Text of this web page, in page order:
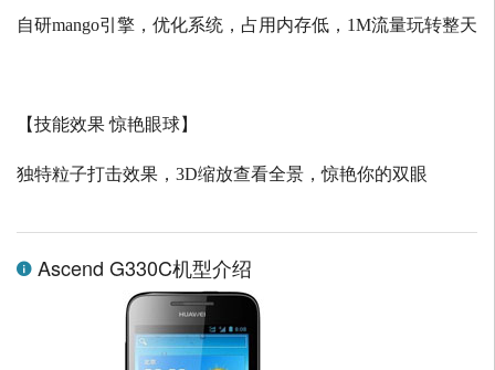
自研mango引擎，优化系统，占用内存低， 1M流量玩转整天
【技能效果 惊艳眼球】
独特粒子打击效果， 3D缩放查看全景，惊艳你的双眼
Ascend G330C机型介绍